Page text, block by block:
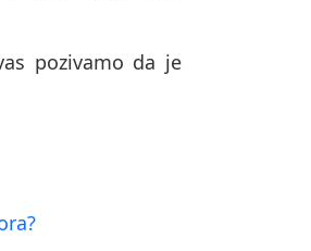
pozivamo da je